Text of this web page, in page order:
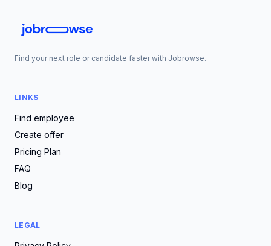
Find your next role or candidate faster with Jobrowse.
LINKS
Find employee
Create offer
Pricing Plan
FAQ
Blog
LEGAL